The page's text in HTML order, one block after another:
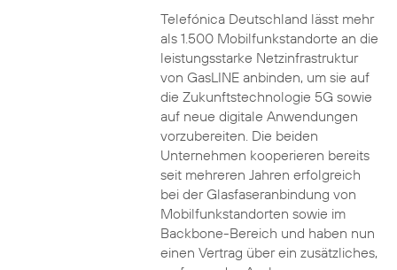
Telefónica Deutschland lässt mehr
als 1.500 Mobilfunkstandorte an die
leistungsstarke Netzinfrastruktur
von GasLINE anbinden, um sie auf
die Zukunftstechnologie 5G sowie
auf neue digitale Anwendungen
vorzubereiten. Die beiden
Unternehmen kooperieren bereits
seit mehreren Jahren erfolgreich
bei der Glasfaseranbindung von
Mobilfunkstandorten sowie im
Backbone-Bereich und haben nun
einen Vertrag über ein zusätzliches,